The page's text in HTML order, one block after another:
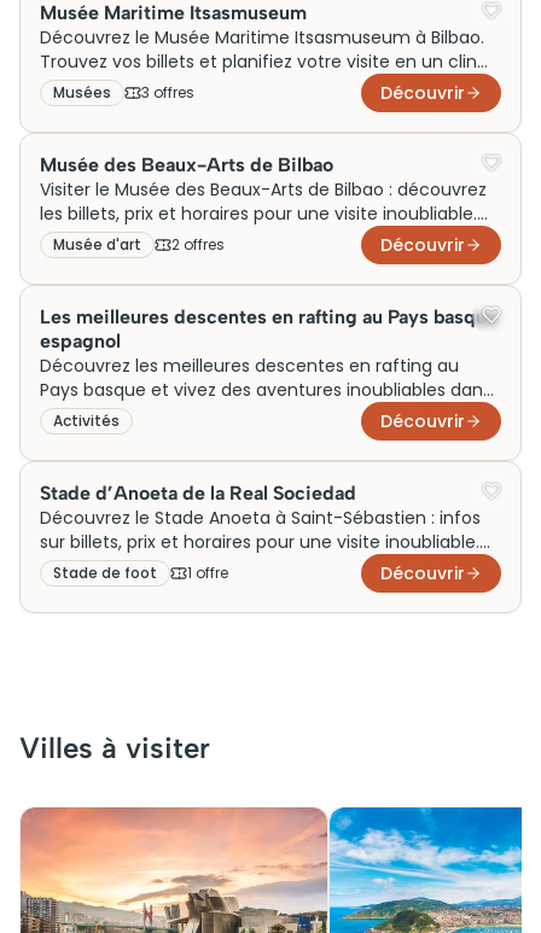
Musée Maritime Itsasmuseum
Découvrez le Musée Maritime Itsasmuseum à Bilbao.
Trouvez vos billets et planifiez votre visite en un clin
d'œil. Horaires et infos essentiels ici !
Musées 3 offres Découvrir
Musée des Beaux-Arts de Bilbao
Visiter le Musée des Beaux-Arts de Bilbao : découvrez
les billets, prix et horaires pour une visite inoubliable.
Réservez vos billets dès maintenant !
Musée d'art 2 offres Découvrir
Les meilleures descentes en rafting au Pays basque
espagnol
Découvrez les meilleures descentes en rafting au
Pays basque et vivez des aventures inoubliables dans
des paysages à couper le souffle.
Activités Découvrir
Stade d’Anoeta de la Real Sociedad
Découvrez le Stade Anoeta à Saint-Sébastien : infos
sur billets, prix et horaires pour une visite inoubliable.
Réservez dès maintenant !
Stade de foot 1 offre Découvrir
Villes à visiter